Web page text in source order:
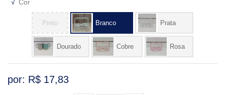
VARIADOS
√ Cor
Preto Branco Prata
Dourado Cobre Rosa
por: R$ 17,83